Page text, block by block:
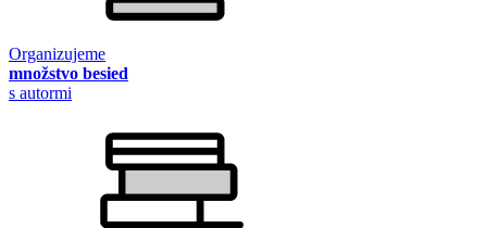
Organizujeme
množstvo besied
s autormi